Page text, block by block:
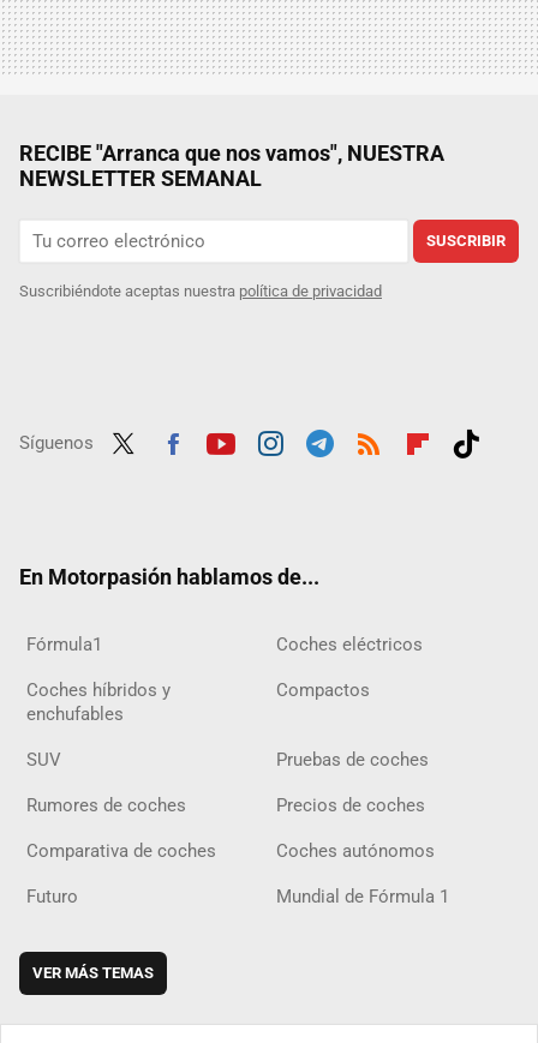
RECIBE "Arranca que nos vamos", NUESTRA
NEWSLETTER SEMANAL
SUSCRIBIR
Suscribiéndote aceptas nuestra política de privacidad
Síguenos
En Motorpasión hablamos de...
Fórmula1 Coches eléctricos
Coches híbridos y
enchufables
Compactos
SUV Pruebas de coches
Rumores de coches Precios de coches
Comparativa de coches Coches autónomos
Futuro Mundial de Fórmula 1
VER MÁS TEMAS